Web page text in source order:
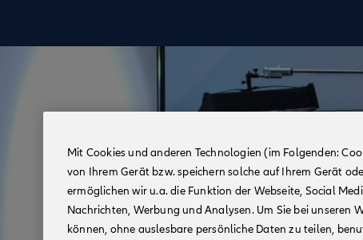
Mit Cookies und anderen Technologien (im Folgenden:
von Ihrem Gerät bzw. speichern solche auf Ihrem Gerät
ermöglichen wir u.a. die Funktion der Webseite, Social
Nachrichten, Werbung und Analysen. Um Sie bei unseren
können, ohne auslesbare persönliche Daten zu teilen,